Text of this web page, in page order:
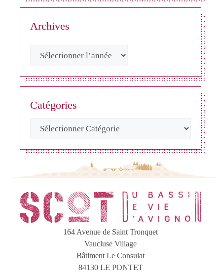
Archives
Catégories
164 Avenue de Saint Tronquet
Vaucluse Village
Bâtiment Le Consulat
84130 LE PONTET